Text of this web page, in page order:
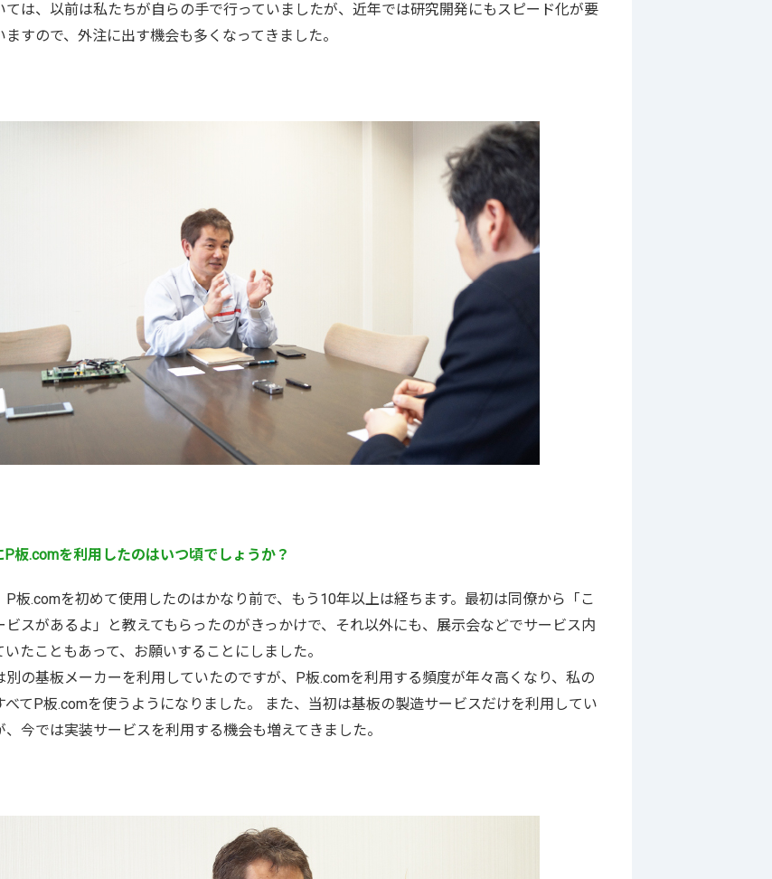
ては、以前は私たちが自らの手で行っていましたが、近年では研究開発にもスピード化が要
ますので、外注に出す機会も多くなってきました。
P板.comを利用したのはいつ頃でしょうか？
P板.comを初めて使用したのはかなり前で、もう10年以上は経ちます。最初は同僚から「こ
ビスがあるよ」と教えてもらったのがきっかけで、それ以外にも、展示会などでサービス内
たこともあって、お願いすることにしました。
別の基板メーカーを利用していたのですが、P板.comを利用する頻度が年々高くなり、私の
べてP板.comを使うようになりました。 また、当初は基板の製造サービスだけを利用してい
、今では実装サービスを利用する機会も増えてきました。
24 25
26
18
19 20 21 22 23
24
25
26 27 28 29 30 31